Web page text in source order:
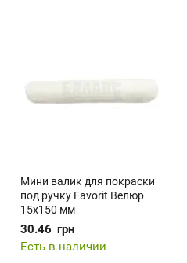
Мини валик для покраски
под ручку Favorit Велюр
15х150 мм
30.46 грн
Есть в наличии